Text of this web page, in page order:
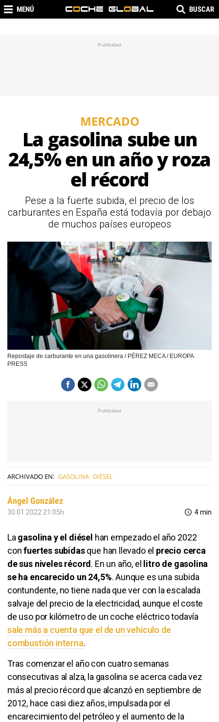
MENÚ BUSCAR
MERCADO
La gasolina sube un
24,5% en un año y roza
el récord
Pese a la fuerte subida, el precio de los
carburantes en España está todavía por debajo
de muchos países europeos
Repostaje de carburante en una gasolinera / PÉREZ MECA / EUROPA
PRESS
ARCHIVADO EN: GASOLINA DIÉSEL
Ángel González
30.01.2022 21:05h 4 min
La gasolina y el diésel han empezado el año 2022
confuertes subidasque han llevado el precio cerca
de sus niveles récord. En un año, el litro de gasolina
se ha encarecido un 24,5%. Aunque es una subida
contundente, no tiene nada que ver con la escalada
salvaje del precio de la electricidad, aunque el coste
de uso por kilómetro de un coche eléctrico todavía
sale más a cuenta que el de un vehículo de
combustión interna.
Tras comenzar el año con cuatro semanas
consecutivas al alza, la gasolina se acerca cada vez
más al precio récord que alcanzó en septiembre de
2012, hace casi diez años, impulsada por el
encarecimiento del petróleo y el aumento de la